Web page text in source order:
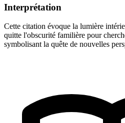
Interprétation
Cette citation évoque la lumière
quitte l'obscurité familière pour
symbolisant la quête de nouvelles